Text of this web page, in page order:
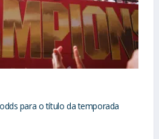
para o título da temporada